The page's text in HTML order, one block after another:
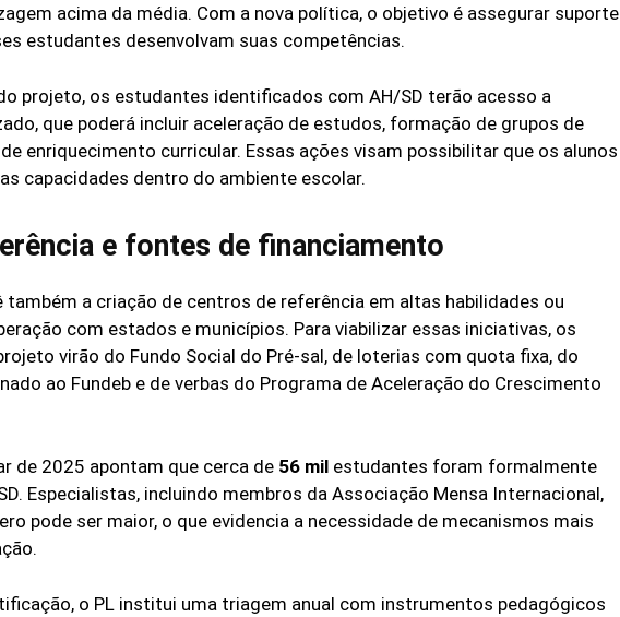
acima da média. Com a nova política, o objetivo é assegurar suporte
estudantes desenvolvam suas competências.
projeto, os estudantes identificados com AH/SD terão acesso a
que poderá incluir aceleração de estudos, formação de grupos de
enriquecimento curricular. Essas ações visam possibilitar que os alunos
capacidades dentro do ambiente escolar.
e fontes de financiamento
também a criação de centros de referência em altas habilidades ou
com estados e municípios. Para viabilizar essas iniciativas, os
virão do Fundo Social do Pré-sal, de loterias com quota fixa, do
ao Fundeb e de verbas do Programa de Aceleração do Crescimento
de 2025 apontam que cerca de 56 mil estudantes foram formalmente
Especialistas, incluindo membros da Associação Mensa Internacional,
pode ser maior, o que evidencia a necessidade de mecanismos mais
o PL institui uma triagem anual com instrumentos pedagógicos